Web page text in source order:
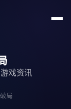
戏资讯
局